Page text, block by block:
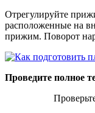
Отрегулируйте
расположенные на
прижим. Поворот
Проведите полное